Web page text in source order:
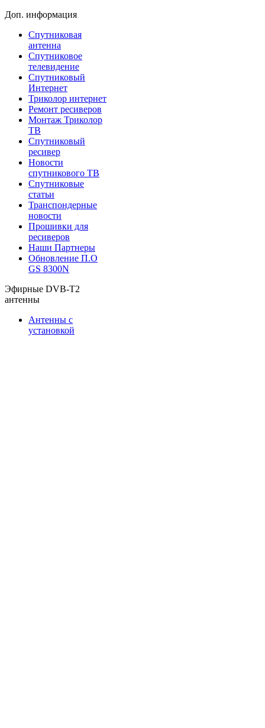
Доп. информация
Спутниковая
антенна
Спутниковое
телевидение
Спутниковый
Интернет
Триколор интернет
Ремонт ресиверов
Монтаж Триколор
ТВ
Спутниковый
ресивер
Новости
спутникового ТВ
Спутниковые
статьи
Транспондерные
новости
Прошивки для
ресиверов
Наши Партнеры
Обновление П.О
GS 8300N
Эфирные DVB-T2
антенны
Антенны с
установкой